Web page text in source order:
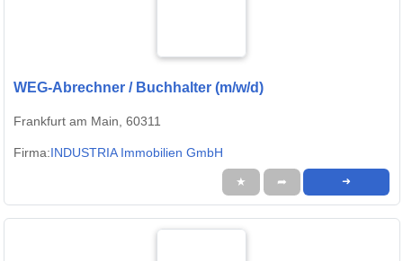
WEG-Abrechner / Buchhalter (m/w/d)
Frankfurt am Main, 60311
Firma:INDUSTRIA Immobilien GmbH
★ ➦ ➜